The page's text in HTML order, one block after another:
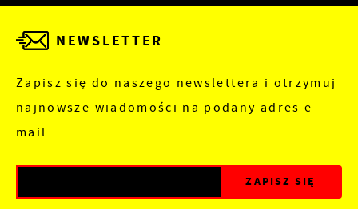
NEWSLETTER
Zapisz się do naszego newslettera i otrzymuj
najnowsze wiadomości na podany adres e-
mail